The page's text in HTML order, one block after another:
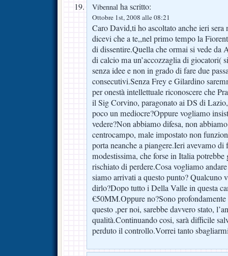
Vibennal ha scritto:
Ottobre 1st, 2008 alle 08:21
Caro David,ti ho ascoltato anche ieri sera
dicevi che a te,,nel primo tempo la
di dissentire.Quella che ormai si vede da
di calcio ma un’accozzaglia di giocatori(
senza idee e non in grado di fare due
consecutivi.Senza Frey e Gilardino
per onestà intellettuale riconoscere che
il Sig Corvino, paragonato ai DS di
poco un mediocre?Oppure vogliamo
vedere?Non abbiamo difesa, non
centrocampo, male impostato non
porta neanche a piangere.Ieri avevamo di
modestissima, che forse in Italia
rischiato di perdere.Cosa vogliamo
siamo arrivati a questo punto? Qualcuno
dirlo?Dopo tutto i Della Valle in questa
€50MM.Oppure no?Sono profondamente
questo ,per noi, sarebbe davvero stato,
qualità.Continuando cosi, sarà difficile
perduto il controllo.Vorrei tanto